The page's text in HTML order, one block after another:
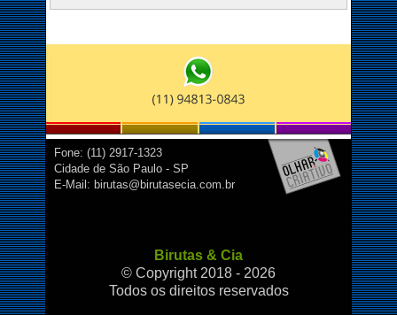
Fone: (11) 2917-1323
Cidade de São Paulo - SP
E-Mail: birutas@birutasecia.com.br
Birutas & Cia
© Copyright 2018 - 2026
Todos os direitos reservados